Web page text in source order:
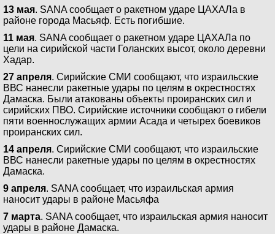
13 мая. SANA сообщает о ракетном ударе ЦАХАЛа в
районе города Масьяф. Есть погибшие.
11 мая. SANA сообщает о ракетном ударе ЦАХАЛа по
цели на сирийской части Голанских высот, около деревни
Хадар.
27 апреля. Сирийские СМИ сообщают, что израильские
ВВС нанесли ракетные удары по целям в окрестностях
Дамаска. Были атакованы объекты проиранских сил и
сирийских ПВО. Сирийские источники сообщают о гибели
пяти военнослужащих армии Асада и четырех боевиков
проиранских сил.
14 апреля. Сирийские СМИ сообщают, что израильские
ВВС нанесли ракетные удары по целям в окрестностях
Дамаска.
9 апреля. SANA сообщает, что израильская армия
наносит удары в районе Масьяфа
7 марта. SANA сообщает, что израильская армия наносит
удары в районе Дамаска.